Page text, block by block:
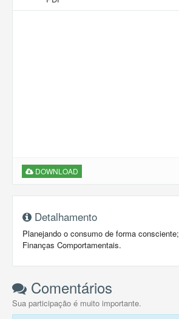
DOWNLOAD
Detalhamento
Planejando o consumo de forma consciente;
Finanças Comportamentais.
Comentários
Sua participação é muito importante.